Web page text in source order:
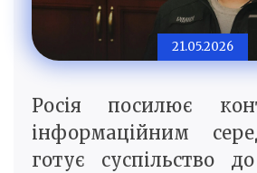
21.05.2026
Росія посилює
інформаційним
готує суспільство